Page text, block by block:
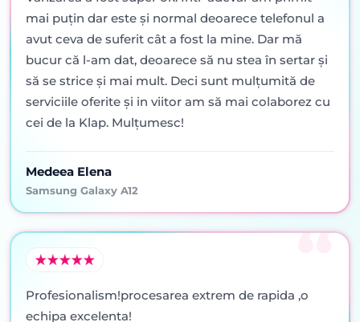
mai puţin dar este şi normal deoarece telefonul a
avut ceva de suferit cât a fost la mine. Dar mă
bucur că l-am dat, deoarece să nu stea în sertar şi
să se strice şi mai mult. Deci sunt mulţumită de
serviciile oferite şi in viitor am să mai colaborez cu
cei de la Klap. Mulţumesc!
Medeea Elena
Samsung Galaxy A12
Profesionalism!procesarea extrem de rapida ,o
echipa excelenta!